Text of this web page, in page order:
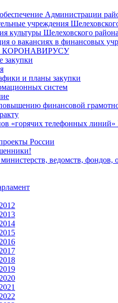
Администрации
учреждения
культуры Шелеховского района
о вакансиях в финансовых
КОРОНАВИРУСУ
закупки
и планы закупки
систем
финансовой
«горячих телефонных линий»
России
ведомств, фондов,